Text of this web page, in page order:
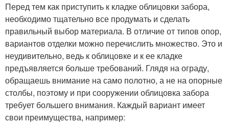
Перед тем как приступить к кладке облицовки забора,
необходимо тщательно все продумать и сделать
правильный выбор материала. В отличие от типов опор,
вариантов отделки можно перечислить множество. Это и
неудивительно, ведь к облицовке и к ее кладке
предъявляется больше требований. Глядя на ограду,
обращаешь внимание на само полотно, а не на опорные
столбы, поэтому и при сооружении облицовка забора
требует большего внимания. Каждый вариант имеет
свои преимущества, например: